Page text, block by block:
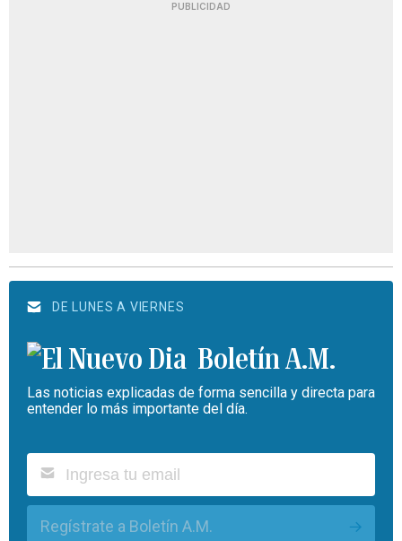
PUBLICIDAD
DE LUNES A VIERNES
Boletín A.M.
Las noticias explicadas de forma sencilla y directa para
entender lo más importante del día.
Regístrate a Boletín A.M.